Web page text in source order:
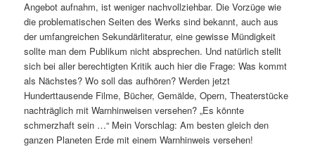
Angebot aufnahm, ist weniger nachvollziehbar. Die Vorzüge wie
die problematischen Seiten des Werks sind bekannt, auch aus
der umfangreichen Sekundärliteratur, eine gewisse Mündigkeit
sollte man dem Publikum nicht absprechen. Und natürlich stellt
sich bei aller berechtigten Kritik auch hier die Frage: Was kommt
als Nächstes? Wo soll das aufhören? Werden jetzt
Hunderttausende Filme, Bücher, Gemälde, Opern, Theaterstücke
nachträglich mit Warnhinweisen versehen? „Es könnte
schmerzhaft sein …“ Mein Vorschlag: Am besten gleich den
ganzen Planeten Erde mit einem Warnhinweis versehen!